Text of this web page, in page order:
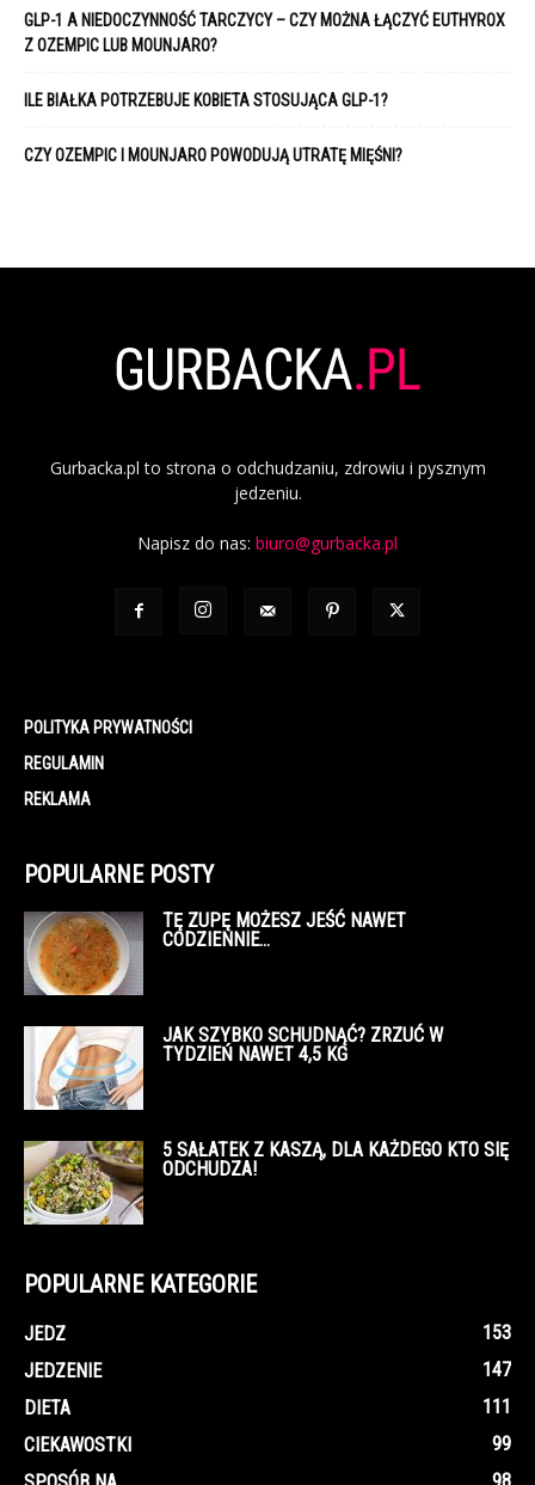
GLP-1 A NIEDOCZYNNOŚĆ TARCZYCY – CZY MOŻNA ŁĄCZYĆ EUTHYROX
Z OZEMPIC LUB MOUNJARO?
ILE BIAŁKA POTRZEBUJE KOBIETA STOSUJĄCA GLP-1?
CZY OZEMPIC I MOUNJARO POWODUJĄ UTRATĘ MIĘŚNI?
Gurbacka.pl to strona o odchudzaniu, zdrowiu i pysznym
jedzeniu.
Napisz do nas: biuro@gurbacka.pl
POLITYKA PRYWATNOŚCI
REGULAMIN
REKLAMA
POPULARNE POSTY
TĘ ZUPĘ MOŻESZ JEŚĆ NAWET
CODZIENNIE…
JAK SZYBKO SCHUDNĄĆ? ZRZUĆ W
TYDZIEŃ NAWET 4,5 KG
5 SAŁATEK Z KASZĄ, DLA KAŻDEGO KTO SIĘ
ODCHUDZA!
POPULARNE KATEGORIE
JEDZ
153
JEDZENIE
147
DIETA
111
CIEKAWOSTKI
99